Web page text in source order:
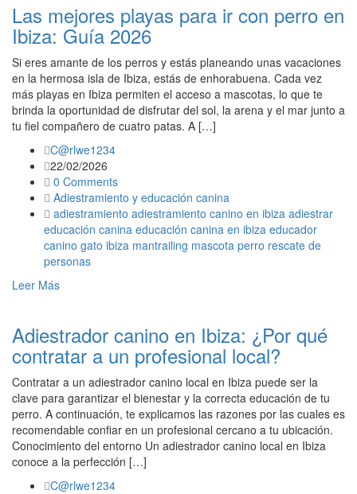
Las mejores playas para ir con perro en
Ibiza: Guía 2026
Si eres amante de los perros y estás planeando unas vacaciones
en la hermosa isla de Ibiza, estás de enhorabuena. Cada vez
más playas en Ibiza permiten el acceso a mascotas, lo que te
brinda la oportunidad de disfrutar del sol, la arena y el mar junto a
tu fiel compañero de cuatro patas. A […]
C@rlwe1234
22/02/2026
0 Comments
Adiestramiento y educación canina
adiestramiento adiestramiento canino en ibiza adiestrar
educación canina educación canina en ibiza educador
canino gato ibiza mantrailing mascota perro rescate de
personas
Leer Más
Adiestrador canino en Ibiza: ¿Por qué
contratar a un profesional local?
Contratar a un adiestrador canino local en Ibiza puede ser la
clave para garantizar el bienestar y la correcta educación de tu
perro. A continuación, te explicamos las razones por las cuales es
recomendable confiar en un profesional cercano a tu ubicación.
Conocimiento del entorno Un adiestrador canino local en Ibiza
conoce a la perfección […]
C@rlwe1234